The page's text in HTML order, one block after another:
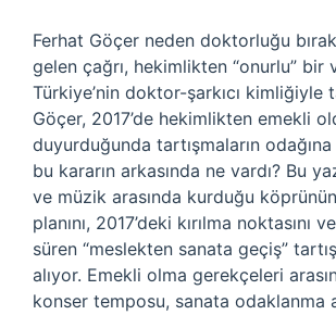
Ferhat Göçer neden doktorluğu
gelen çağrı, hekimlikten “onurlu” bir
Türkiye’nin doktor-şarkıcı kimliğiyle
Göçer, 2017’de hekimlikten emekli
duyurduğunda tartışmaların
bu kararın arkasında ne vardı? Bu
ve müzik arasında kurduğu
planını, 2017’deki kırılma noktasını
süren “meslekten sanata geçiş”
alıyor. Emekli olma gerekçeleri
konser temposu, sanata odaklanma